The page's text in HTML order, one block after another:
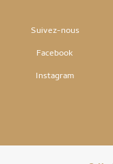
Suivez-nous
Facebook
Instagram